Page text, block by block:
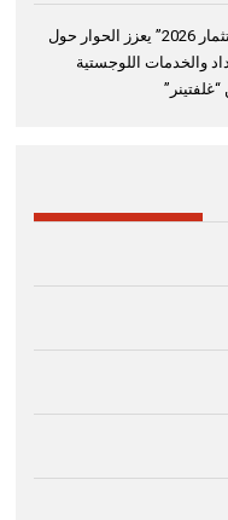
“منتدى الشارقة للاستثمار 2026” يعزز الحوار حول
والخدمات اللوجستية